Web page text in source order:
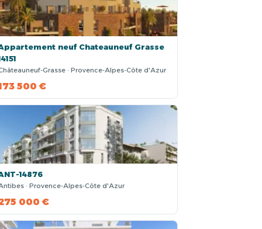
neuf Chateauneuf Grasse
Grasse · Provence-Alpes-Côte d'Azur
500 €
14876
· Provence-Alpes-Côte d'Azur
000 €